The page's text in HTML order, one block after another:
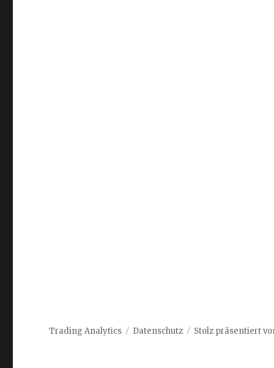
Trading Analytics Datenschutz Stolz präsentiert